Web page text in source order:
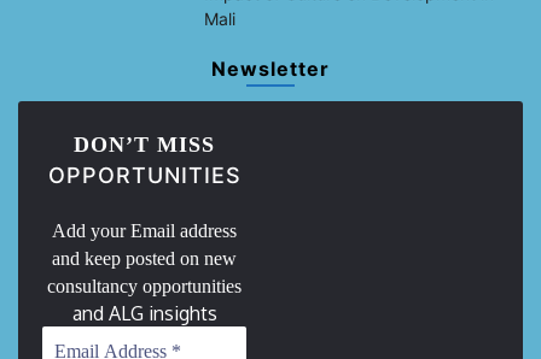
Mali
Newsletter
DON’T MISS
OPPORTUNITIES
Add your Email address
and keep posted on new
consultancy opportunities
and ALG insights